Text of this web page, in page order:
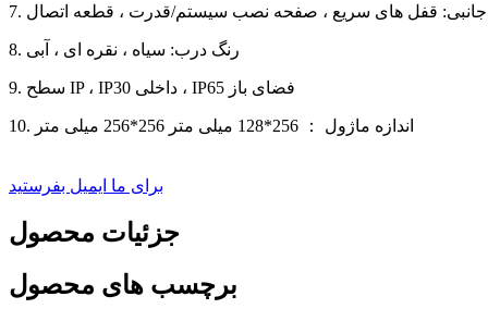
جانبی: قفل های سریع ، صفحه نصب سیستم/قدرت ، قطعه اتصال
8. رنگ درب: سیاه ، نقره ای ، آبی
9. سطح IP ، IP30 داخلی ، IP65 فضای باز
10. اندازه ماژول ： 256*128 میلی متر 256*256 میلی متر
برای ما ایمیل بفرستید
جزئیات محصول
برچسب های محصول